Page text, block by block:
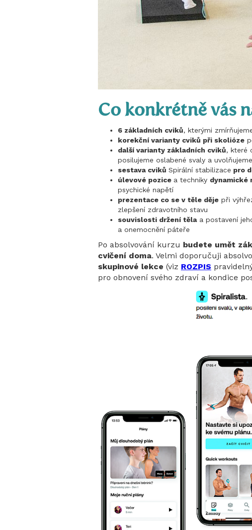
Co konkrétně vás
6 základních cviků, kterými
korekční varianty cviků při skolióze
další varianty základních cviků, které
posilujeme oslabené svaly a
sestava cviků Spirální stabilizace pro
úlevové pozice a techniky dynamické
psychické napětí
prezentace co se v těle děje při
zlepšení zdravotního stavu
souvislosti držení tělaa postavení
a onemocnění páteře
Po absolvování kurzu budete umět
cvičení doma. Velmi doporučuji
skupinové lekce (viz ROZPIS
pro obnovení svého zdraví a kondice